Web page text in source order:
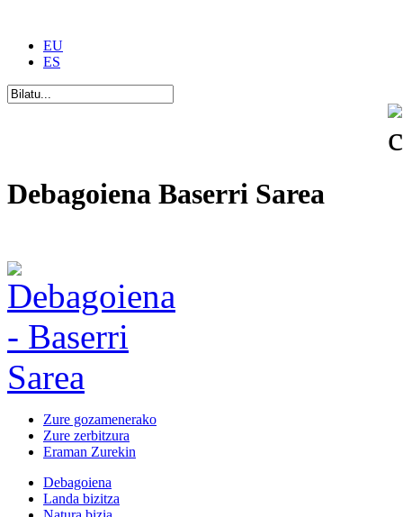
EU
ES
Debagoiena Baserri Sarea
Zure gozamenerako
Zure zerbitzura
Eraman Zurekin
Debagoiena
Landa bizitza